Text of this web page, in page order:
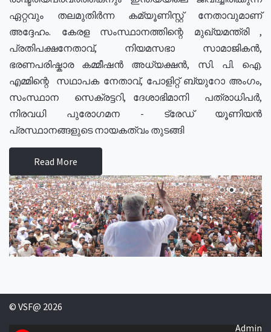
ഏറ്റവും തലമുതിർന്ന കമ്യൂണിസ്റ്റ് നേതാവുമാണ്
അദ്ദേഹം. കേരള സംസ്ഥാനത്തിന്റെ മുഖ്യമന്ത്രി ,
പ്രതിപക്ഷനേതാവ്, നിയമസഭാ സാമാജികൻ,
ഭരണപരിഷ്കാര കമ്മീഷൻ അധ്യക്ഷൻ, സി. പി. ഐ.
എമ്മിന്റെ സഥാപക നേതാവ്, പോളിറ്റ് ബ്യുറോ അംഗം,
സംസ്ഥാന സെക്രട്ടറി, ദേശാഭിമാനി പത്രാധിപർ,
നിരവധി പുരോഗമന - ട്രേഡ് യൂണിയൻ
പ്രസ്ഥാനങ്ങളുടെ നായകത്വം തുടങ്ങി
Read More
© VSF@ 2026
Admin